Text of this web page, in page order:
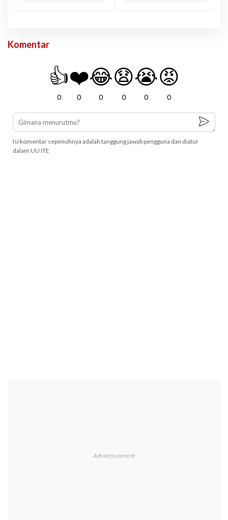
Komentar
👍
0
❤️
0
😂
0
😧
0
😭
0
😡
0
Isi komentar sepenuhnya adalah tanggung jawab pengguna dan diatur
dalam UU ITE